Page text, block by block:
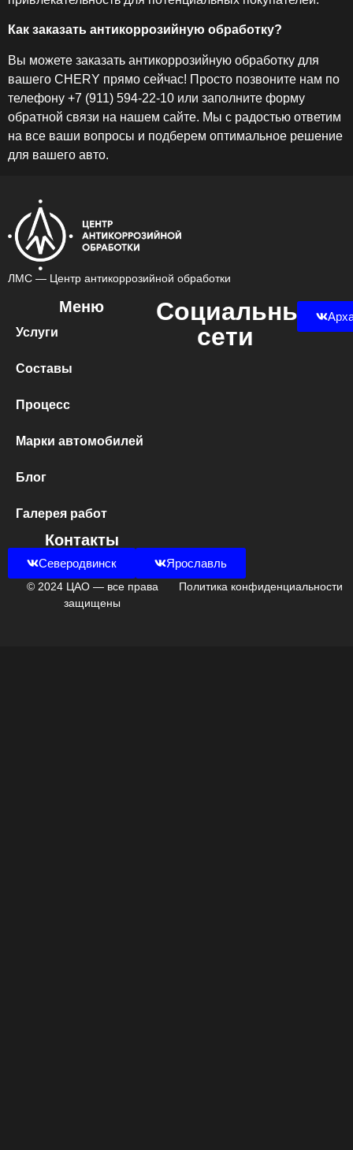
Как заказать антикоррозийную обработку?
Вы можете заказать антикоррозийную обработку для
вашего CHERY прямо сейчас! Просто позвоните нам по
телефону +7 (911) 594-22-10 или заполните форму
обратной связи на нашем сайте. Мы с радостью ответим
на все ваши вопросы и подберем оптимальное решение
для вашего авто.
ЛМС — Центр антикоррозийной обработки
Меню
Услуги
Составы
Процесс
Марки автомобилей
Блог
Галерея работ
Контакты
Социальные
сети
Северодвинск Ярославль
© 2024 ЦАО — все права
защищены
Политика конфиденциальности